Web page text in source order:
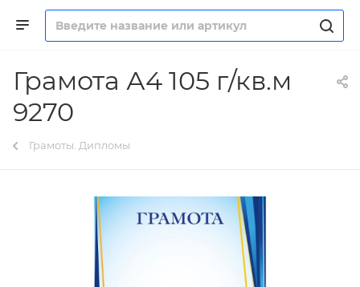
Грамота А4 105 г/кв.м
9270
Грамоты. Дипломы